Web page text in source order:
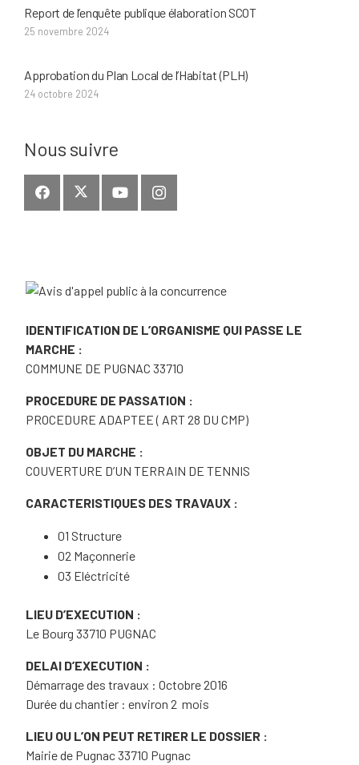
Report de l’enquête publique élaboration SCOT
25 novembre 2024
Approbation du Plan Local de l’Habitat (PLH)
24 octobre 2024
Nous suivre
IDENTIFICATION DE L’ORGANISME QUI PASSE LE
MARCHE :
COMMUNE DE PUGNAC 33710
PROCEDURE DE PASSATION :
PROCEDURE ADAPTEE ( ART 28 DU CMP)
OBJET DU MARCHE :
COUVERTURE D’UN TERRAIN DE TENNIS
CARACTERISTIQUES DES TRAVAUX :
01 Structure
02 Maçonnerie
03 Eléctricité
LIEU D’EXECUTION :
Le Bourg 33710 PUGNAC
DELAI D’EXECUTION :
Démarrage des travaux : Octobre 2016
Durée du chantier : environ 2 mois
LIEU OU L’ON PEUT RETIRER LE DOSSIER :
Mairie de Pugnac 33710 Pugnac